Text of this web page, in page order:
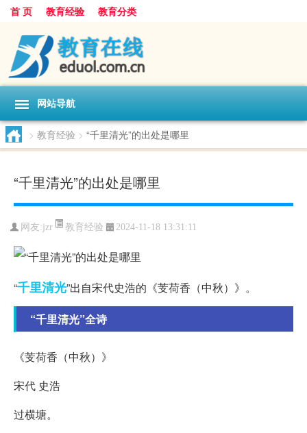
首 页 教育经验 教育分类
网站导航
> 教育经验 > “千里清光”的出处是哪里
“千里清光”的出处是哪里
网友:jzr 教育经验 2024-11-18 13:31:11
“千里清光”出自宋代史浩的《芰荷香（中秋）》。
“千里清光”全诗
《芰荷香（中秋）》
宋代 史浩
过横塘。